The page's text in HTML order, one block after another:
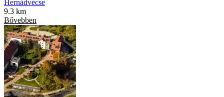
Hernádvécse
9.3 km
Bővebben